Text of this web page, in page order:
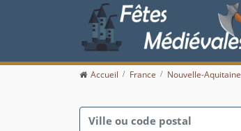
Accueil France Nouvelle-Aquitaine